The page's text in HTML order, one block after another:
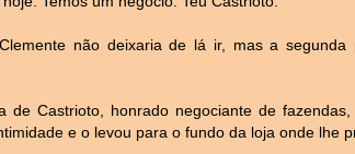
não deixaria de lá ir, mas a segunda
de Castrioto, honrado negociante de
e o levou para o fundo da loja onde lhe